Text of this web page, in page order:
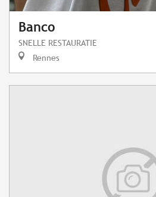
Banco
SNELLE RESTAURATIE
Rennes